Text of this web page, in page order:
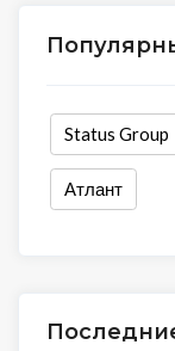
Status Group
Атлант